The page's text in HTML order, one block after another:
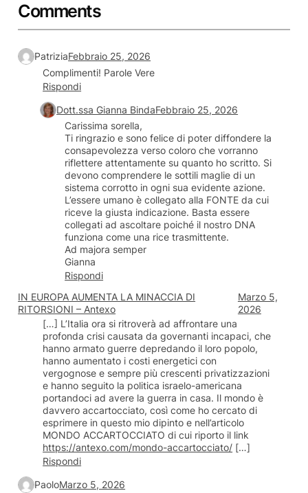
Comments
PatriziaFebbraio 25, 2026
Complimenti! Parole Vere
Rispondi
Dott.ssa Gianna BindaFebbraio 25, 2026
Carissima sorella,
Ti ringrazio e sono felice di poter diffondere la
consapevolezza verso coloro che vorranno
riflettere attentamente su quanto ho scritto. Si
devono comprendere le sottili maglie di un
sistema corrotto in ogni sua evidente azione.
L’essere umano è collegato alla FONTE da cui
riceve la giusta indicazione. Basta essere
collegati ad ascoltare poiché il nostro DNA
funziona come una rice trasmittente.
Ad majora semper
Gianna
Rispondi
IN EUROPA AUMENTA LA MINACCIA DI
RITORSIONI – Antexo
Marzo 5,
2026
[…] L’Italia ora si ritroverà ad affrontare una
profonda crisi causata da governanti incapaci, che
hanno armato guerre depredando il loro popolo,
hanno aumentato i costi energetici con
vergognose e sempre più crescenti privatizzazioni
e hanno seguito la politica israelo-americana
portandoci ad avere la guerra in casa. Il mondo è
davvero accartocciato, così come ho cercato di
esprimere in questo mio dipinto e nell’articolo
MONDO ACCARTOCCIATO di cui riporto il link
https://antexo.com/mondo-accartocciato/ […]
Rispondi
PaoloMarzo 5, 2026